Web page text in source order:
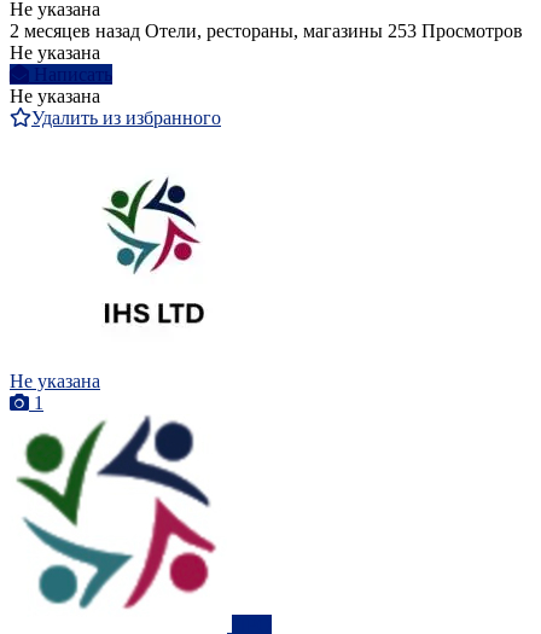
Не указана
2 месяцев назад Отели, рестораны, магазины 253 Просмотров
Не указана
Написать
Не указана
Удалить из избранного
Не указана
1